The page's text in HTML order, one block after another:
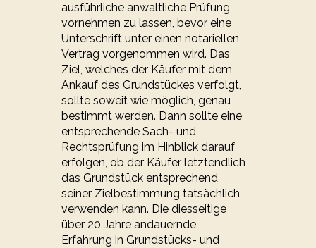
ausführliche anwaltliche Prüfung
vornehmen zu lassen, bevor eine
Unterschrift unter einen notariellen
Vertrag vorgenommen wird. Das
Ziel, welches der Käufer mit dem
Ankauf des Grundstückes verfolgt,
sollte soweit wie möglich, genau
bestimmt werden. Dann sollte eine
entsprechende Sach- und
Rechtsprüfung im Hinblick darauf
erfolgen, ob der Käufer letztendlich
das Grundstück entsprechend
seiner Zielbestimmung tatsächlich
verwenden kann. Die diesseitige
über 20 Jahre andauernde
Erfahrung in Grundstücks- und